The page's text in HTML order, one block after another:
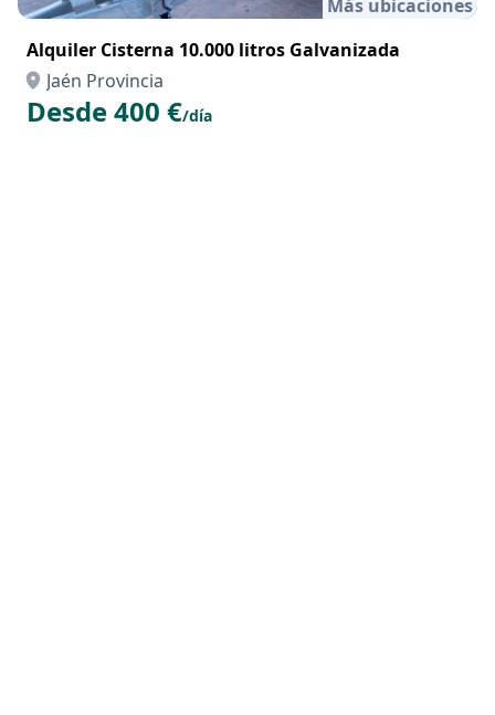
Más ubicaciones
Alquiler Cisterna 10.000 litros Galvanizada
Jaén Provincia
Desde 400 €/día